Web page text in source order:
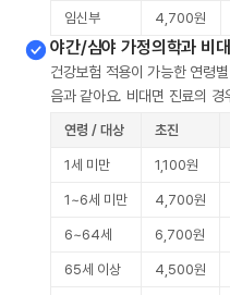
임신부 4,700원
야간/심야 가정의학과 비
건강보험 적용이 가능한 연령
음과 같아요. 비대면 진료의
연령 / 대상 초진
1세 미만 1,100원
1~6세 미만 4,700원
6~64세 6,700원
65세 이상 4,500원